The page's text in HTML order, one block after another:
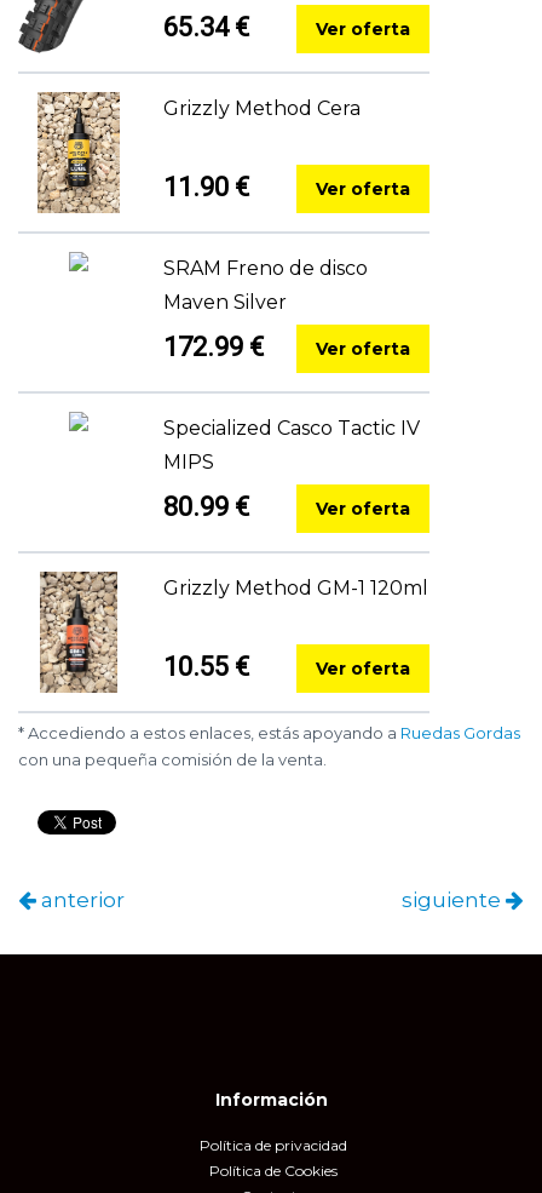
65.34 € Ver oferta
Grizzly Method Cera
11.90 € Ver oferta
SRAM Freno de disco
Maven Silver
172.99 € Ver oferta
Specialized Casco Tactic IV
MIPS
80.99 € Ver oferta
Grizzly Method GM-1 120ml
10.55 € Ver oferta
* Accediendo a estos enlaces, estás apoyando a Ruedas Gordas
con una pequeña comisión de la venta.
anterior siguiente
Información
Política de privacidad
Política de Cookies